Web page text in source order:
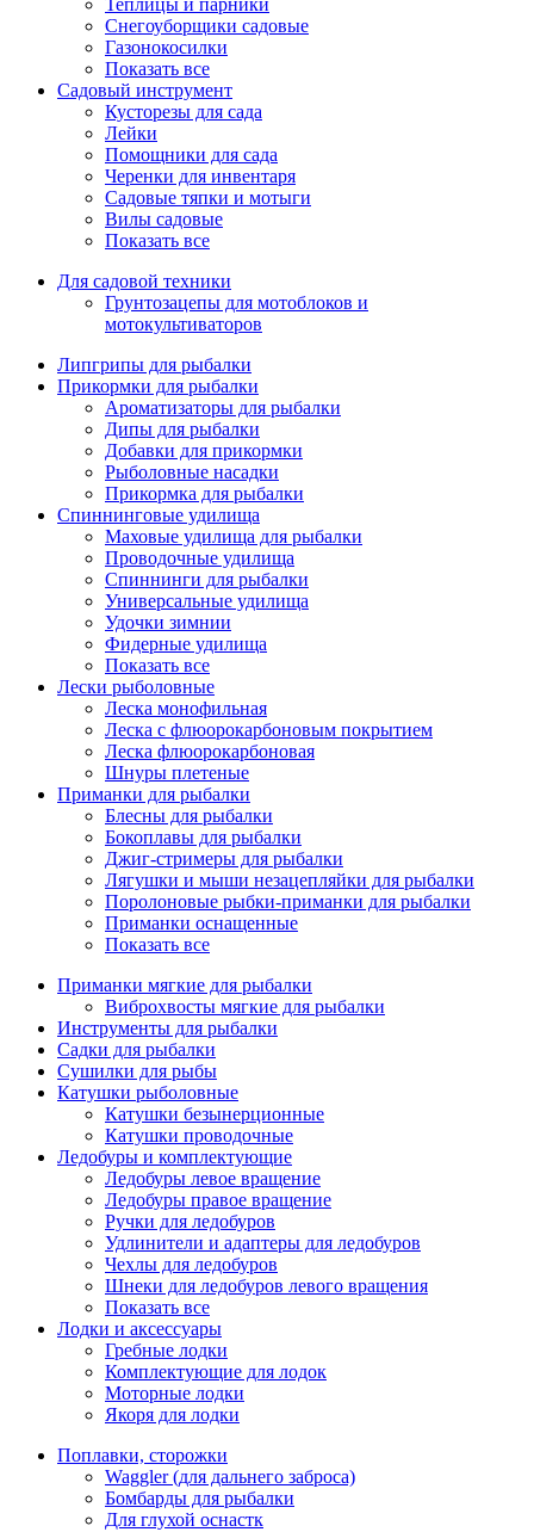
Теплицы и парники
Снегоуборщики садовые
Газонокосилки
Показать все
Садовый инструмент
Кусторезы для сада
Лейки
Помощники для сада
Черенки для инвентаря
Садовые тяпки и мотыги
Вилы садовые
Показать все
Для садовой техники
Грунтозацепы для мотоблоков и
мотокультиваторов
Липгрипы для рыбалки
Прикормки для рыбалки
Ароматизаторы для рыбалки
Дипы для рыбалки
Добавки для прикормки
Рыболовные насадки
Прикормка для рыбалки
Спиннинговые удилища
Маховые удилища для рыбалки
Проводочные удилища
Спиннинги для рыбалки
Универсальные удилища
Удочки зимнии
Фидерные удилища
Показать все
Лески рыболовные
Леска монофильная
Леска с флюорокарбоновым покрытием
Леска флюорокарбоновая
Шнуры плетеные
Приманки для рыбалки
Блесны для рыбалки
Бокоплавы для рыбалки
Джиг-стримеры для рыбалки
Лягушки и мыши незацепляйки для рыбалки
Поролоновые рыбки-приманки для рыбалки
Приманки оснащенные
Показать все
Приманки мягкие для рыбалки
Виброхвосты мягкие для рыбалки
Инструменты для рыбалки
Садки для рыбалки
Сушилки для рыбы
Катушки рыболовные
Катушки безынерционные
Катушки проводочные
Ледобуры и комплектующие
Ледобуры левое вращение
Ледобуры правое вращение
Ручки для ледобуров
Удлинители и адаптеры для ледобуров
Чехлы для ледобуров
Шнеки для ледобуров левого вращения
Показать все
Лодки и аксессуары
Гребные лодки
Комплектующие для лодок
Моторные лодки
Якоря для лодки
Поплавки, сторожки
Waggler (для дальнего заброса)
Бомбарды для рыбалки
Для глухой оснастк